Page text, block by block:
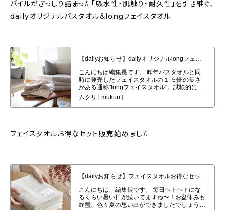
パイルがぎっしり詰まった「吸水性・肌触り・耐久性」を引き継ぐ、
dailyオリジナルバスタオル＆longフェイスタオル
【dailyお知らせ】dailyオリジナルlongフェイスタオル４枚セット発売開始
フェイスタオルお得なセット販売始めました
【dailyお知らせ】フェイスタオルお得なセット販売始めました。